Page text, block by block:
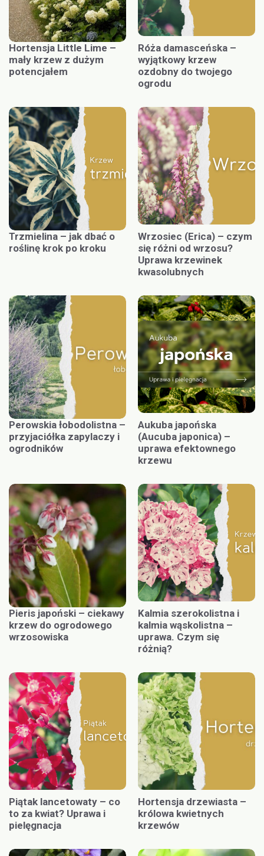
Hortensja Little Lime –
mały krzew z dużym
potencjałem
Róża damasceńska –
wyjątkowy krzew
ozdobny do twojego
ogrodu
Trzmielina – jak dbać o
roślinę krok po kroku
Wrzosiec (Erica) – czym
się różni od wrzosu?
Uprawa krzewinek
kwasolubnych
Perowskia łobodolistna –
przyjaciółka zapylaczy i
ogrodników
Aukuba japońska
(Aucuba japonica) –
uprawa efektownego
krzewu
Pieris japoński – ciekawy
krzew do ogrodowego
wrzosowiska
Kalmia szerokolistna i
kalmia wąskolistna –
uprawa. Czym się
różnią?
Piątak lancetowaty – co
to za kwiat? Uprawa i
pielęgnacja
Hortensja drzewiasta –
królowa kwietnych
krzewów